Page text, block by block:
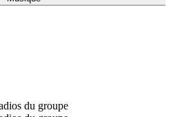
du groupe